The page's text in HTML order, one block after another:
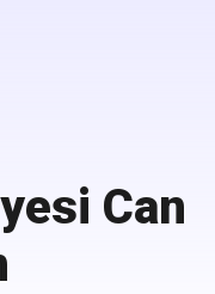
Can